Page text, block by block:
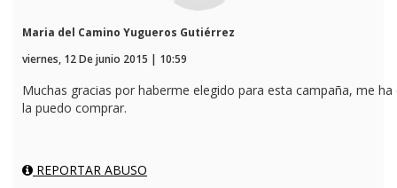
Maria del Camino Yugueros Gutiérrez
viernes, 12 De junio 2015 | 10:59
Muchas gracias por haberme elegido para esta campaña, me
la puedo comprar.
REPORTAR ABUSO